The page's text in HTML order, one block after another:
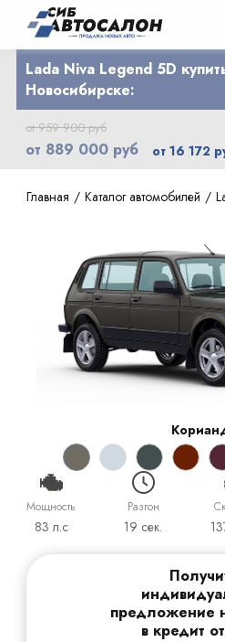
Lada Niva Legend 5D
Новосибирске:
от 959 900 руб
от 889 000 руб от 16 172
Главная Каталог автомобилей
Мощность
83 л.с
Разгон
19 сек.
предложение
в кредит